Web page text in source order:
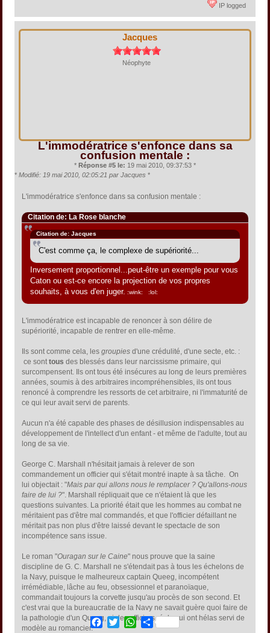
IP logged
Jacques
Néophyte
L'immodératrice s'enfonce dans sa
confusion mentale :
* Réponse #5 le: 19 mai 2010, 09:37:53 *
* Modifié: 19 mai 2010, 02:05:21 par Jacques *
L'immodératrice s'enfonce dans sa confusion mentale :
Citation de: La Rose blanche
Citation de: Jacques
C'est comme ça, le complexe de supériorité...
Inversement proportionnel...peut-être un exemple pour vous
Caton ou est-ce encore la projection de vos propres
souhaits, à vous d'en juger. :wink: :lol:
L'immodératrice est incapable de renoncer à son délire de
supériorité, incapable de rentrer en elle-même.
Ils sont comme cela, lesgroupies d'une crédulité, d'une secte, etc. :
ce sonttous des blessés dans leur narcissisme primaire, qui
surcompensent. Ils ont tous été insécures au long de leurs premières
années, soumis à des arbitraires incompréhensibles, ils ont tous
renoncé à comprendre les ressorts de cet arbitraire, ni l'immaturité de
ce qui leur avait servi de parents.
Aucun n'a été capable des phases de désillusion indispensables au
développement de l'intellect d'un enfant - et même de l'adulte, tout au
long de sa vie.
George C. Marshall n'hésitait jamais à relever de son
commandement un officier qui s'était montré inapte à sa tâche. On
lui objectait : "Mais par qui allons nous le remplacer ? Qu'allons-nous
faire de lui ?". Marshall répliquait que ce n'étaient là que les
questions suivantes. La priorité était que les hommes au combat ne
méritaient pas d'être mal commandés, et que l'officier défaillant ne
méritait pas non plus d'être laissé devant le spectacle de son
incompétence sans issue.
Le roman "Ouragan sur le Caine" nous prouve que la saine
discipline de G. C. Marshall ne s'étendait pas à tous les échelons de
la Navy, puisque le malheureux captain Queeg, incompétent
irrémédiable, lâche au feu, obsessionnel et paranoïaque,
commandait toujours la corvette jusqu'au procès de son second. Et
c'est vrai que la bureaucratie de la Navy ne savait guère quoi faire de
la pathologie d'un Queeg, ni des officiers réels qui ont hélas servi de
modèle au romancier.
Facebook
TwitterWhatsApp
Share